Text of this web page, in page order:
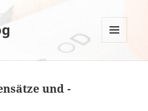
und -